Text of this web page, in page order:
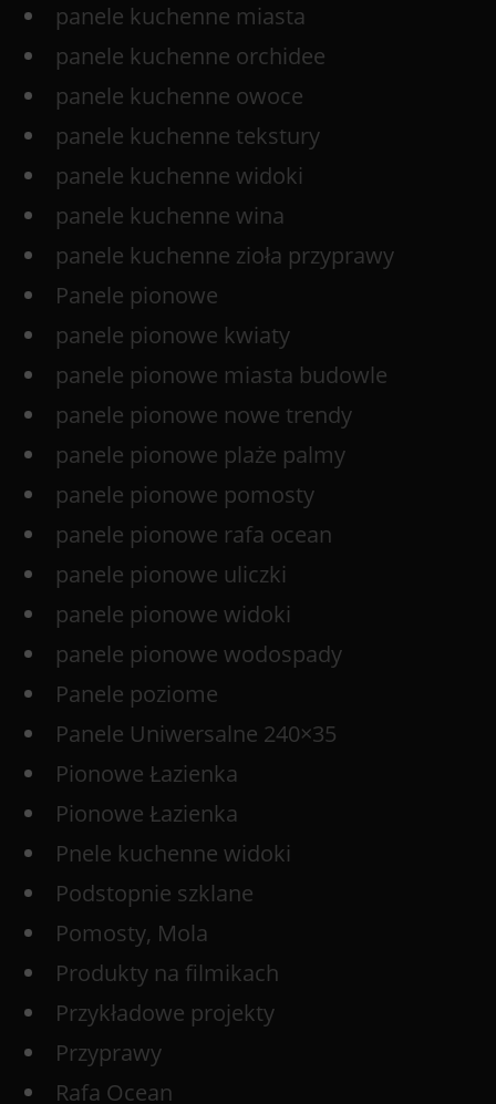
panele kuchenne miasta
panele kuchenne orchidee
panele kuchenne owoce
panele kuchenne tekstury
panele kuchenne widoki
panele kuchenne wina
panele kuchenne zioła przyprawy
Panele pionowe
panele pionowe kwiaty
panele pionowe miasta budowle
panele pionowe nowe trendy
panele pionowe plaże palmy
panele pionowe pomosty
panele pionowe rafa ocean
panele pionowe uliczki
panele pionowe widoki
panele pionowe wodospady
Panele poziome
Panele Uniwersalne 240×35
Pionowe Łazienka
Pionowe Łazienka
Pnele kuchenne widoki
Podstopnie szklane
Pomosty, Mola
Produkty na filmikach
Przykładowe projekty
Przyprawy
Rafa Ocean